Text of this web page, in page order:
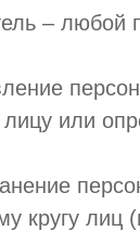
– любой
или
кругу